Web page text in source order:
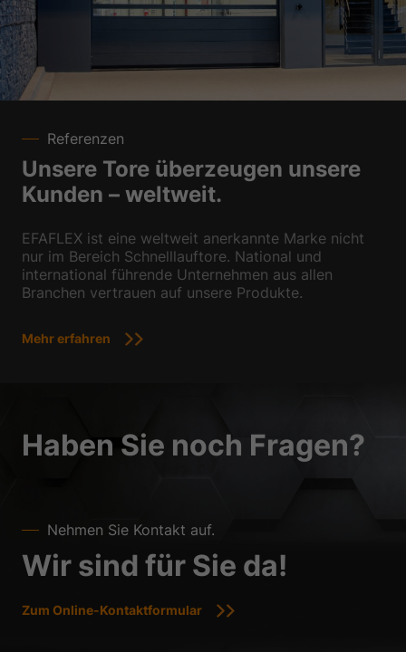
Referenzen
Unsere Tore überzeugen unsere
Kunden – weltweit.
EFAFLEX ist eine weltweit anerkannte Marke nicht
nur im Bereich Schnelllauftore. National und
international führende Unternehmen aus allen
Branchen vertrauen auf unsere Produkte.
Mehr erfahren
Haben Sie noch Fragen?
Nehmen Sie Kontakt auf.
Wir sind für Sie da!
Zum Online-Kontaktformular